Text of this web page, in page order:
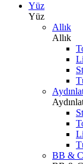
Yüz
Yüz
Allık
Allık
BB &